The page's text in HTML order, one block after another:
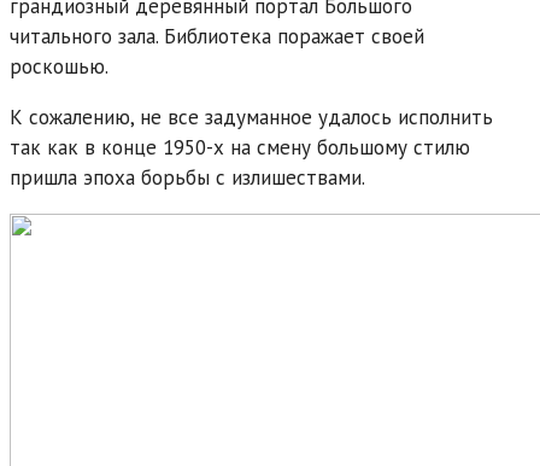
грандиозный деревянный портал Большого
читального зала. Библиотека поражает своей
роскошью.
К сожалению, не все задуманное удалось исполнить
так как в конце 1950-х на смену большому стилю
пришла эпоха борьбы с излишествами.